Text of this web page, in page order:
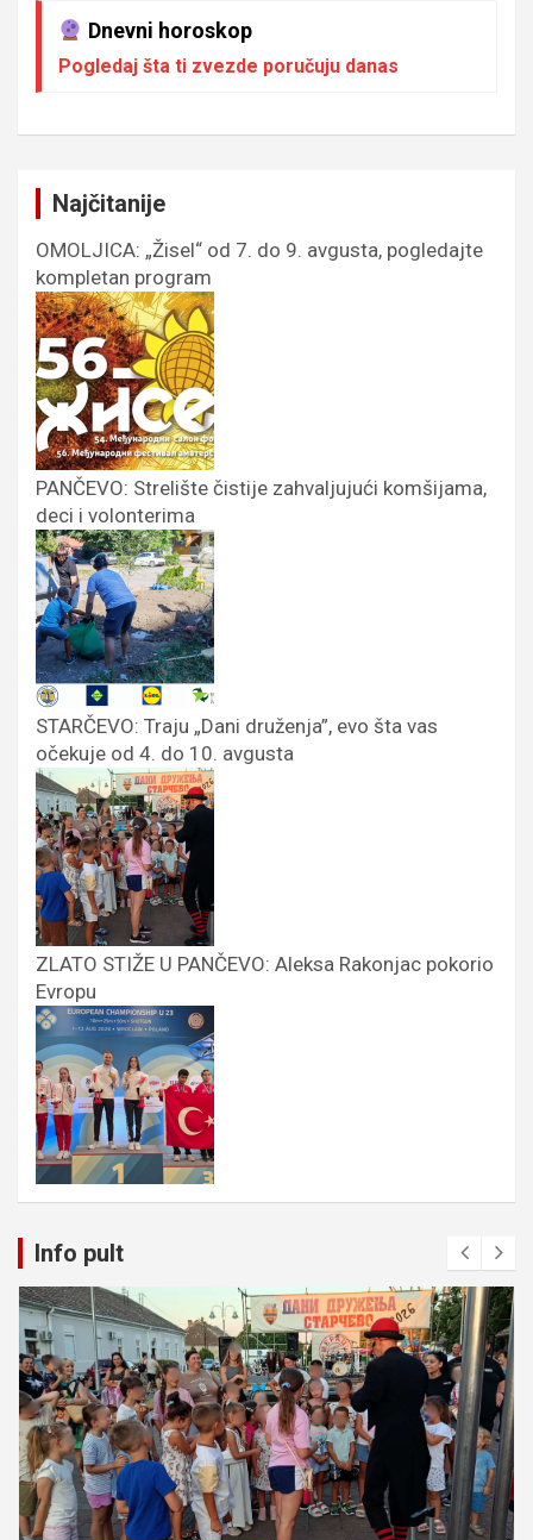
Dnevni horoskop
Pogledaj šta ti zvezde poručuju danas
Najčitanije
OMOLJICA: „Žisel“ od 7. do 9. avgusta, pogledajte
kompletan program
PANČEVO: Strelište čistije zahvaljujući komšijama,
deci i volonterima
STARČEVO: Traju „Dani druženja”, evo šta vas
očekuje od 4. do 10. avgusta
ZLATO STIŽE U PANČEVO: Aleksa Rakonjac pokorio
Evropu
Info pult